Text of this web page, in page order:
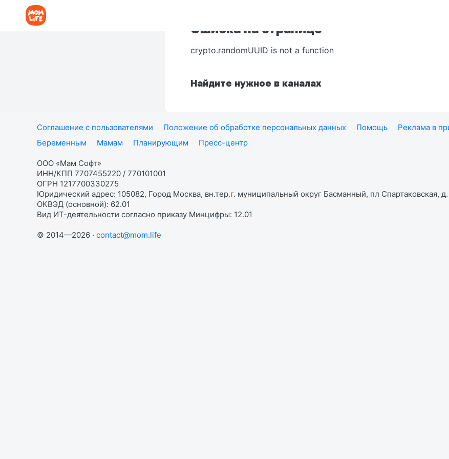
Ошибка на странице
crypto.randomUUID is not a function
Найдите нужное в каналах
Соглашение с пользователями Положение об обработке персональных данных Помощь Реклама в
Беременным
Мамам Планирующим Пресс-центр
ООО «Мам Софт»
ИНН/КПП 7707455220 / 770101001
ОГРН 1217700330275
Юридический адрес: 105082, Город Москва, вн.тер.г. муниципальный округ Басманный, пл Спартаковская,
ОКВЭД (основной): 62.01
Вид ИТ-деятельности согласно приказу Минцифры: 12.01
© 2014—2026 · contact@mom.life